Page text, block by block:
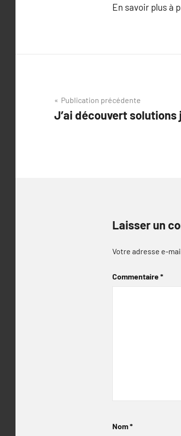
En savoir plus à
Navigation
de
Publication précédente
J’ai découvert solutions
Laisser un
Votre adresse e-
Commentaire*
Nom*